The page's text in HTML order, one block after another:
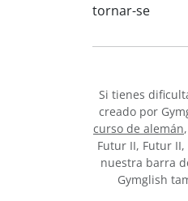
tornar-se
Si tienes
creado por
curso de alemán,
Futur II, Futur
nuestra barra
Gymglish